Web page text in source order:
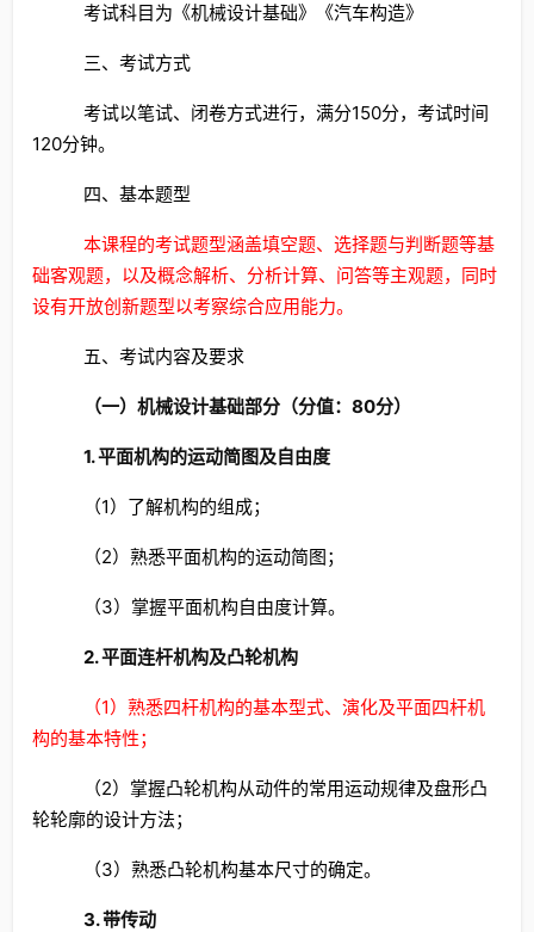
考试科目为《机械设计基础》《汽车构造》
三、考试方式
考试以笔试、闭卷方式进行，满分150分，考试时间
120分钟。
四、基本题型
本课程的考试题型涵盖填空题、选择题与判断题等基
础客观题，以及概念解析、分析计算、问答等主观题，同时
设有开放创新题型以考察综合应用能力。
五、考试内容及要求
（一）机械设计基础部分（分值：80分）
1. 平面机构的运动简图及自由度
（1）了解机构的组成；
（2）熟悉平面机构的运动简图；
（3）掌握平面机构自由度计算。
2. 平面连杆机构及凸轮机构
（1）熟悉四杆机构的基本型式、演化及平面四杆机
构的基本特性；
（2）掌握凸轮机构从动件的常用运动规律及盘形凸
轮轮廓的设计方法；
（3）熟悉凸轮机构基本尺寸的确定。
3. 带传动